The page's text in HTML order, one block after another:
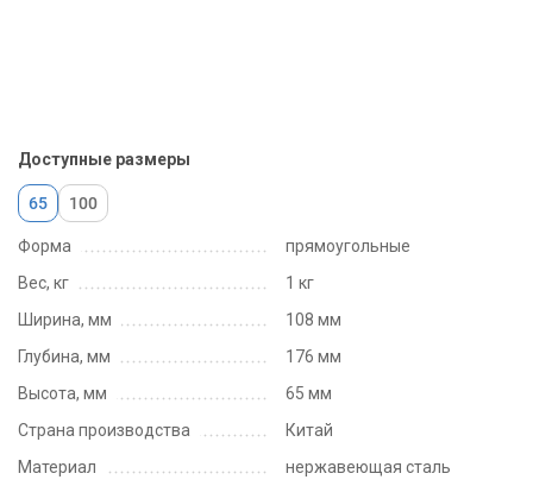
Форма
прямоугольные
Вес, кг
1 кг
Ширина, мм
108 мм
Глубина, мм
176 мм
Высота, мм
65 мм
Страна производства
Китай
Материал
нержавеющая сталь
Доступные размеры
65 100